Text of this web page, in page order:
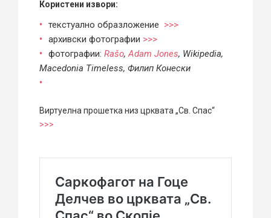
Користени извори:
текстуално образложение >>>
архивски фотографии >>>
фотографии: Rašo,Adam Jones, Wikipedia,
Macedonia Timeless, Филип Конески
Виртуелна прошетка низ црквата „Св. Спас“
>>>